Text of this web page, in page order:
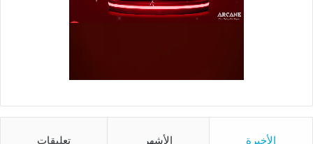
الأخيرة الأشهر تعليقات